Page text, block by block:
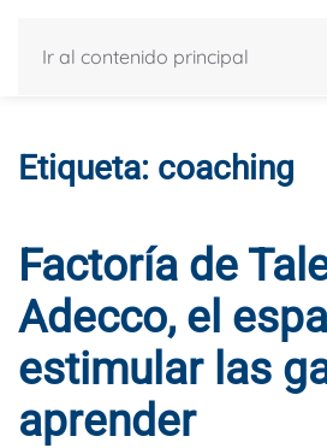
Ir al contenido principal
Etiqueta: coaching
Factoría de
Adecco, el
estimular las
aprender